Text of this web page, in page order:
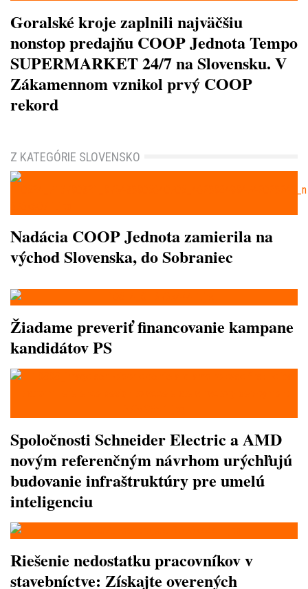
Goralské kroje zaplnili najväčšiu
nonstop predajňu COOP Jednota Tempo
SUPERMARKET 24/7 na Slovensku. V
Zákamennom vznikol prvý COOP
rekord
Z KATEGÓRIE SLOVENSKO
Nadácia COOP Jednota zamierila na
východ Slovenska, do Sobraniec
Žiadame preveriť financovanie kampane
kandidátov PS
Spoločnosti Schneider Electric a AMD
novým referenčným návrhom urýchľujú
budovanie infraštruktúry pre umelú
inteligenciu
Riešenie nedostatku pracovníkov v
stavebníctve: Získajte overených